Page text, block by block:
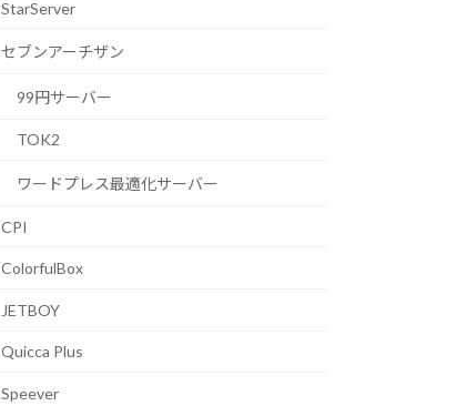
StarServer
セブンアーチザン
99円サーバー
TOK2
ワードプレス最適化サーバー
CPI
ColorfulBox
JETBOY
Quicca Plus
Speever